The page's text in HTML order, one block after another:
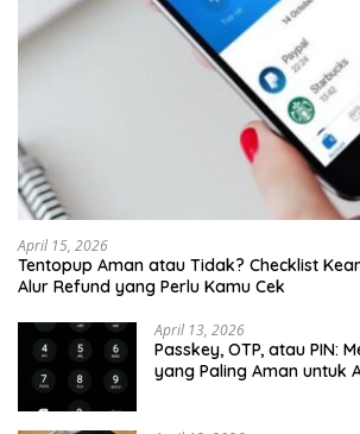
April 15, 2026
Tentopup Aman atau Tidak? Checklist
Alur Refund yang Perlu Kamu Cek
April 13, 2026
Passkey, OTP, atau PIN:
yang Paling Aman untuk